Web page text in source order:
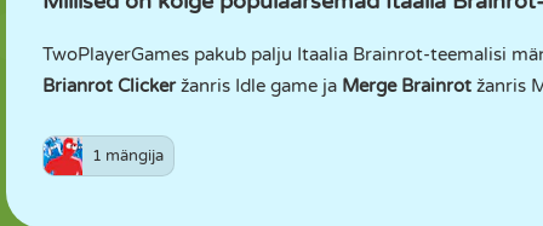
TwoPlayerGames pakub palju Itaalia Brainrot-teemalisi
Brianrot Clickeržanris Idle game ja Merge Brainrot žanris
1 mängija